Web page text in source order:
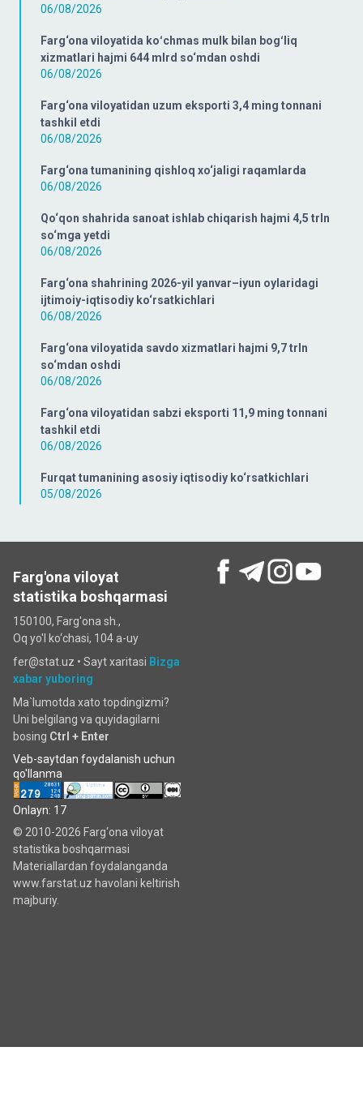
06/08/2026
Farg‘ona viloyatida koʻchmas mulk bilan bogʻliq
xizmatlari hajmi 644 mlrd so‘mdan oshdi
06/08/2026
Farg‘ona viloyatidan uzum eksporti 3,4 ming tonnani
tashkil etdi
06/08/2026
Farg‘ona tumanining qishloq xo‘jaligi raqamlarda
06/08/2026
Qo‘qon shahrida sanoat ishlab chiqarish hajmi 4,5 trln
so‘mga yetdi
06/08/2026
Farg‘ona shahrining 2026-yil yanvar–iyun oylaridagi
ijtimoiy-iqtisodiy ko‘rsatkichlari
06/08/2026
Farg‘ona viloyatida savdo xizmatlari hajmi 9,7 trln
so‘mdan oshdi
06/08/2026
Farg‘ona viloyatidan sabzi eksporti 11,9 ming tonnani
tashkil etdi
06/08/2026
Furqat tumanining asosiy iqtisodiy ko‘rsatkichlari
05/08/2026
Farg'ona viloyat
statistika boshqarmasi
150100, Farg'ona sh.,
Oq yo'l ko‘chаsi, 104 a-uy
fer@stat.uz • Sayt xaritasi Bizga
xabar yuboring
Ma`lumotda xato topdingizmi?
Uni belgilang va quyidagilarni
bosing Ctrl + Enter
Veb-saytdan foydalanish uchun
qo'llanma
Onlayn: 17
© 2010-2026 Farg‘ona viloyat
statistika boshqarmasi
Materiallardan foydalanganda
www.farstat.uz havolani keltirish
majburiy.